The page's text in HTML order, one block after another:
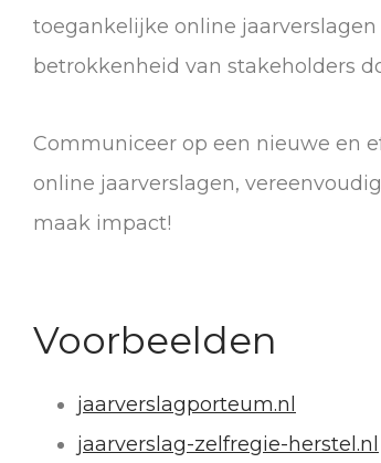
toegankelijke online
betrokkenheid van stakeholders
Communiceer op een nieuwe en
online jaarverslagen,
maak impact!
Voorbeelden
jaarverslagporteum.nl
jaarverslag-zelfregie-herstel.nl